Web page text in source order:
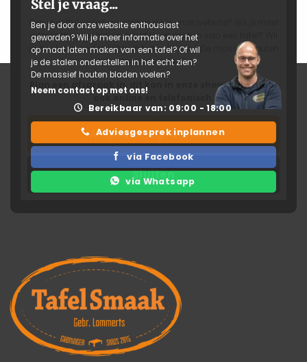
Ben je enthousiast geworden door onze website? Wil je meer
informatie over het op maat laten maken van een tafel? Wil
je de stalen onderstellen in het echt zien? De massief houten
bladen voelen?
Plan een afspraak in, dit kan in onze showroom maar
ook online en telefonisch.
Afspraak inplannen
Sluiten
Stel je vraag...
Ben je door onze website enthousiast
geworden? Wil je meer informatie over het
op maat laten maken van een tafel? Of wil
je de stalen onderstellen in het echt zien?
De massief houten bladen voelen?
Neem contact op met ons!
Bereikbaar van: 09:00 - 18:00
Adviesgesprek inplannen
via Facebook
via Whatsapp